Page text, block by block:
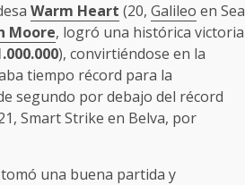
Warm Heart (20, Galileo en Sea
Moore, logró una histórica victoria
), convirtiéndose en la
tiempo récord para la
segundo por debajo del récord
Smart Strike en Belva, por
tomó una buena partida y